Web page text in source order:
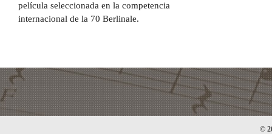
película seleccionada en la competencia
internacional de la 70 Berlinale.
©